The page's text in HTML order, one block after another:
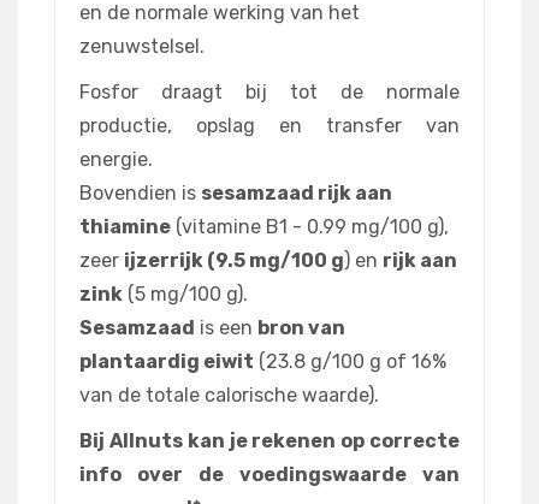
en de normale werking van het
zenuwstelsel.
Fosfor draagt bij tot de normale
productie, opslag en transfer van
energie.
Bovendien is sesamzaad rijk aan
thiamine (vitamine B1 - 0.99 mg/100 g),
zeer ijzerrijk (9.5 mg/100 g) en rijk aan
zink (5 mg/100 g).
Sesamzaad is een bron van
plantaardig eiwit (23.8 g/100 g of 16%
van de totale calorische waarde).
Bij Allnuts kan je rekenen op correcte
info over de voedingswaarde van